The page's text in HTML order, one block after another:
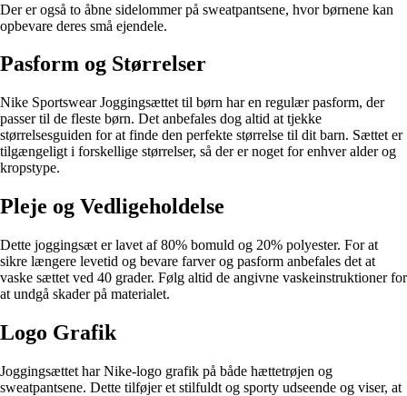
Der er også to åbne sidelommer på sweatpantsene, hvor børnene kan
opbevare deres små ejendele.
Pasform og Størrelser
Nike Sportswear Joggingsættet til børn har en regulær pasform, der
passer til de fleste børn. Det anbefales dog altid at tjekke
størrelsesguiden for at finde den perfekte størrelse til dit barn. Sættet er
tilgængeligt i forskellige størrelser, så der er noget for enhver alder og
kropstype.
Pleje og Vedligeholdelse
Dette joggingsæt er lavet af 80% bomuld og 20% polyester. For at
sikre længere levetid og bevare farver og pasform anbefales det at
vaske sættet ved 40 grader. Følg altid de angivne vaskeinstruktioner for
at undgå skader på materialet.
Logo Grafik
Joggingsættet har Nike-logo grafik på både hættetrøjen og
sweatpantsene. Dette tilføjer et stilfuldt og sporty udseende og viser, at